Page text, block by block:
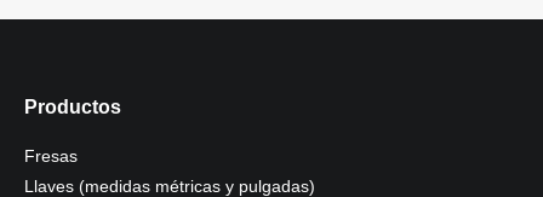
Productos
Fresas
Llaves (medidas métricas y pulgadas)